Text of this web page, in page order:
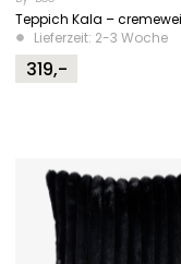
Teppich Kala –
Lieferzeit: 2-3 Woche
319,-